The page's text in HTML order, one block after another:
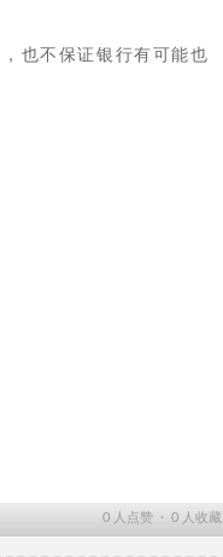
也不保证银行有可能也
0人点赞 ∙ 0人收藏